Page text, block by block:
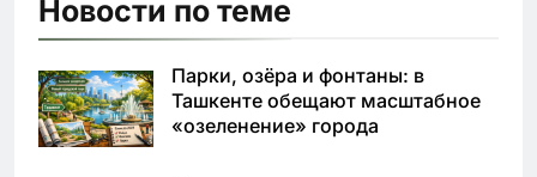
Новости по теме
Парки, озёра и фонтаны: в
Ташкенте обещают масштабное
«озеленение» города